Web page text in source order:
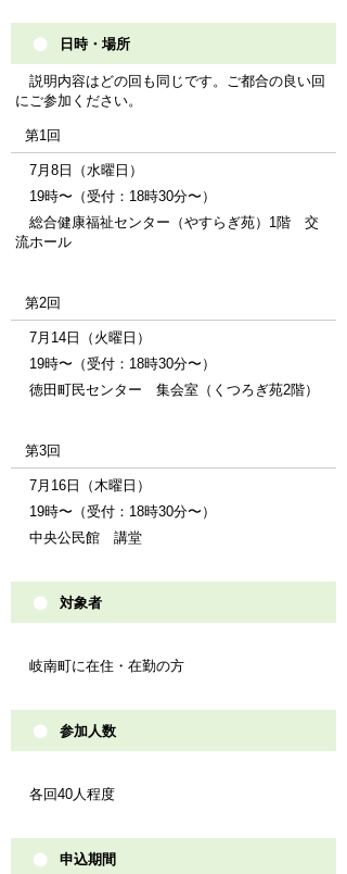
日時・場所
説明内容はどの回も同じです。ご都合の良い回
にご参加ください。
第1回
7月8日（水曜日）
19時〜（受付：18時30分〜）
総合健康福祉センター（やすらぎ苑）1階 交
流ホール
第2回
7月14日（火曜日）
19時〜（受付：18時30分〜）
徳田町民センター 集会室（くつろぎ苑2階）
第3回
7月16日（木曜日）
19時〜（受付：18時30分〜）
中央公民館 講堂
対象者
岐南町に在住・在勤の方
参加人数
各回40人程度
申込期間